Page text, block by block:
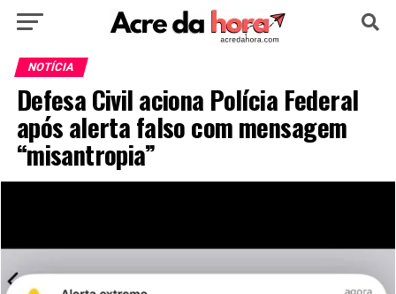
HOME
EDUCAÇÃO NOTÍCIA MUNDO
NOTÍCIA
Defesa Civil aciona Polícia Federal
após alerta falso com mensagem
“misantropia”